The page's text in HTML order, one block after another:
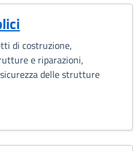
di costruzione,
e riparazioni,
delle strutture